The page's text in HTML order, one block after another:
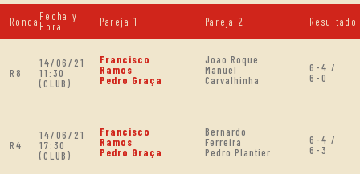
Ronda Fecha y
Hora
Pareja 1 Pareja 2 Resultado
R8
14/06/21
11:30
(CLUB)
Francisco
Ramos
Pedro Graça
Joao Roque
Manuel
Carvalhinha
6-4 /
6-0
R4
14/06/21
17:30
(CLUB)
Francisco
Ramos
Pedro Graça
Bernardo
Ferreira
Pedro Plantier
6-4 /
6-3